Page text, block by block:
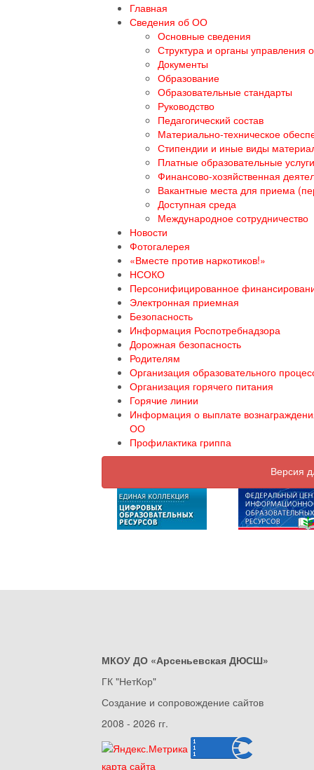
Главная
Сведения об ОО
Основные сведения
Структура и органы управления
Документы
Образование
Образовательные стандарты
Руководство
Педагогический состав
Материально-техническое
Стипендии и иные виды
Платные образовательные услуги
Финансово-хозяйственная
Вакантные места для приема
Доступная среда
Международное сотрудничество
Новости
Фотогалерея
«Вместе против наркотиков!»
НСОКО
Персонифицированное
Электронная приемная
Безопасность
Информация Роспотребнадзора
Дорожная безопасность
Родителям
Организация образовательного
Организация горячего питания
Горячие линии
Информация о выплате
ОО
Профилактика гриппа
Версия
МКОУ ДО «Арсеньевская ДЮСШ»
ГК "НетКор"
Создание и сопровождение сайтов
2008 - 2026 гг.
карта сайта